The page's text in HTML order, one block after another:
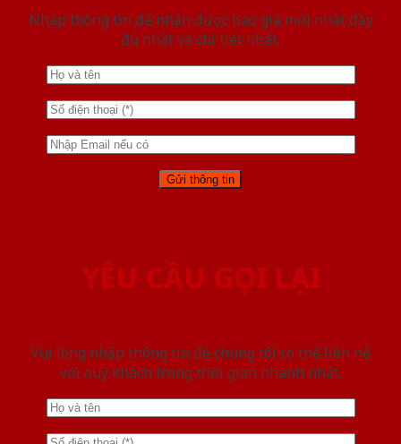
Nhập thông tin để nhận được báo giá mới nhât đầy
đủ nhất và chi tiết nhất.
YÊU CẦU GỌI LẠI
Vui lòng nhập thông tin để chúng tôi có thể liên hệ
với quý khách trong thời gian nhanh nhất.